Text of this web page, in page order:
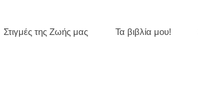
Στιγμές της Ζωής μας Τα βιβλία μου!